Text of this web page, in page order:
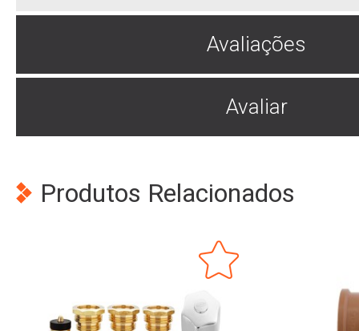
Avaliações
Avaliar
Produtos Relacionados